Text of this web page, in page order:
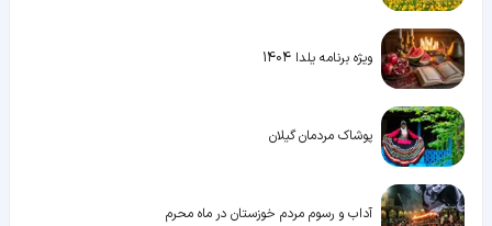
ویژه برنامه یلدا 1404
پوشاک مردمان گیلان
آداب و رسوم مردم خوزستان در ماه محرم